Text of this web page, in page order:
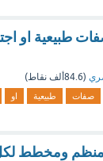
طبيعية او
(84.6ألف نقاط)
صفات طبيعية او